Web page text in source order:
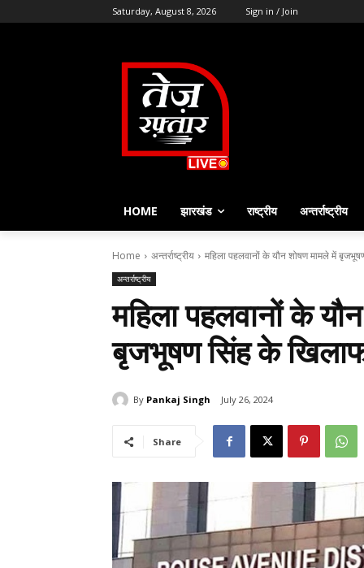
Saturday, August 8, 2026 Sign in / Join
HOME झारखंड राष्ट्रीय अन्तर्राष्ट्रीय
Home अन्तर्राष्ट्रीय महिला पहलवानों के यौन शोषण मामले में
अन्तर्राष्ट्रीय
महिला पहलवानों के
बृजभूषण सिंह के
By Pankaj Singh July 26, 2024
Share